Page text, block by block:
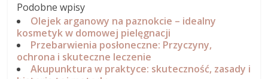
Podobne wpisy
Olejek arganowy na paznokcie – idealny
kosmetyk w domowej pielęgnacji
Przebarwienia posłoneczne: Przyczyny,
ochrona i skuteczne leczenie
Akupunktura w praktyce: skuteczność, zasady i